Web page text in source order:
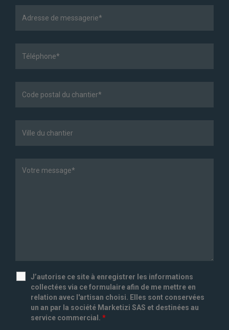
J’autorise ce site à enregistrer les informations
collectées via ce formulaire afin de me mettre en
relation avec l'artisan choisi. Elles sont conservées
un an par la société Marketizi SAS et destinées au
service commercial. *